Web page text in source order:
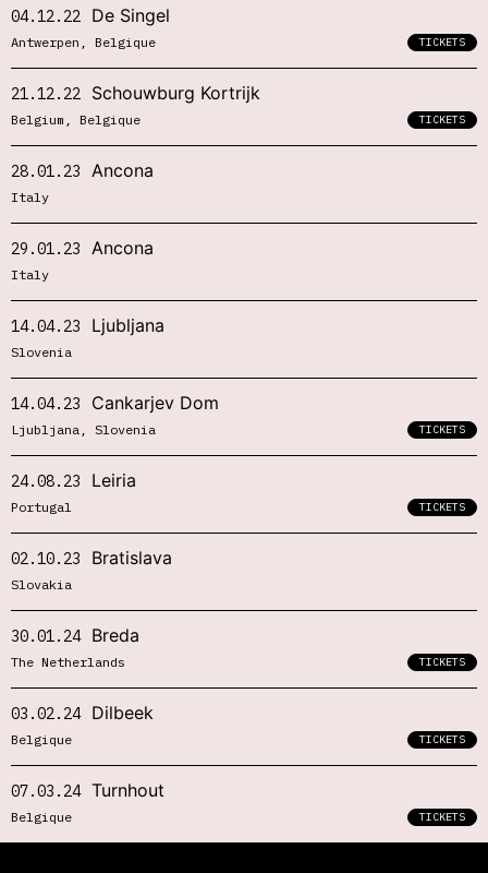
04.12.22 De Singel
Antwerpen, Belgique TICKETS
21.12.22 Schouwburg Kortrijk
Belgium, Belgique TICKETS
28.01.23 Ancona
Italy
29.01.23 Ancona
Italy
14.04.23 Ljubljana
Slovenia
14.04.23 Cankarjev Dom
Ljubljana, Slovenia TICKETS
24.08.23 Leiria
Portugal TICKETS
02.10.23 Bratislava
Slovakia
30.01.24 Breda
The Netherlands TICKETS
03.02.24 Dilbeek
Belgique TICKETS
07.03.24 Turnhout
Belgique TICKETS